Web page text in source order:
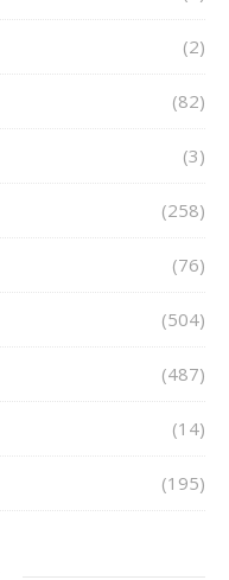
(2)
(82)
(3)
(258)
(76)
(504)
(487)
(14)
(195)